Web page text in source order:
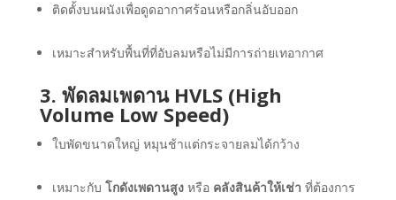
ติดตั้งบนผนังเพื่อดูดอากาศร้อนหรือกลิ่นอับออก
เหมาะสำหรับพื้นที่ที่อับลมหรือไม่มีการถ่ายเทอากาศ
3. พัดลมเพดาน HVLS (High
Volume Low Speed)
ใบพัดขนาดใหญ่ หมุนช้าแต่กระจายลมได้กว้าง
เหมาะกับ โกดังเพดานสูงหรือ คลังสินค้าให้เช่า ที่ต้องการ